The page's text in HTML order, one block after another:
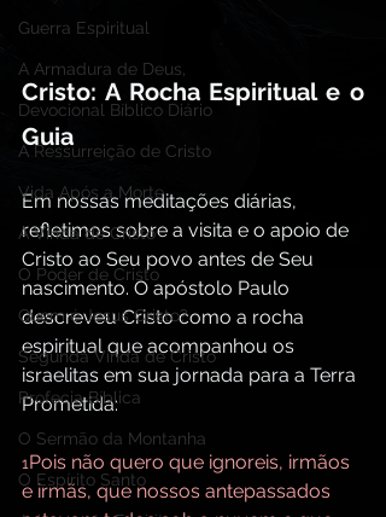
Guerra Espiritual
A Armadura de Deus,
Devocional Bíblico Diário
A Ressurreição de Cristo
Vida Após a Morte
A Vinda de Cristo
O Poder de Cristo
Quem é Jesus Cristo?
Segunda Vinda de Cristo
Profecia Bíblica
O Sermão da Montanha
O Espírito Santo
Cristo: A Rocha Espiritual e o
Guia
Em nossas meditações diárias,
refletimos sobre a visita e o apoio de
Cristo ao Seu povo antes de Seu
nascimento. O apóstolo Paulo
descreveu Cristo como a rocha
espiritual que acompanhou os
israelitas em sua jornada para a Terra
Prometida:
1Pois não quero que ignoreis, irmãos
e irmãs, que nossos antepassados